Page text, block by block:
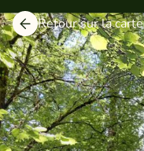
Retour sur la carte